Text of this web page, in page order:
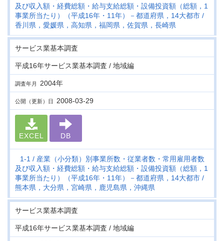
及び収入額・経費総額・給与支給総額・設備投資額（総額，1
事業所当たり）（平成16年・11年）－都道府県，14大都市
香川県，愛媛県，高知県，福岡県，佐賀県，長崎県
サービス業基本調査
平成16年サービス業基本調査 / 地域編
調査年月 2004年
公開（更新）日 2008-03-29
EXCEL DB
1-1
産業（小分類）別事業所数・従業者数・常用雇用者数
及び収入額・経費総額・給与支給総額・設備投資額（総額，1
事業所当たり）（平成16年・11年）－都道府県，14大都市
熊本県，大分県，宮崎県，鹿児島県，沖縄県
サービス業基本調査
平成16年サービス業基本調査 / 地域編